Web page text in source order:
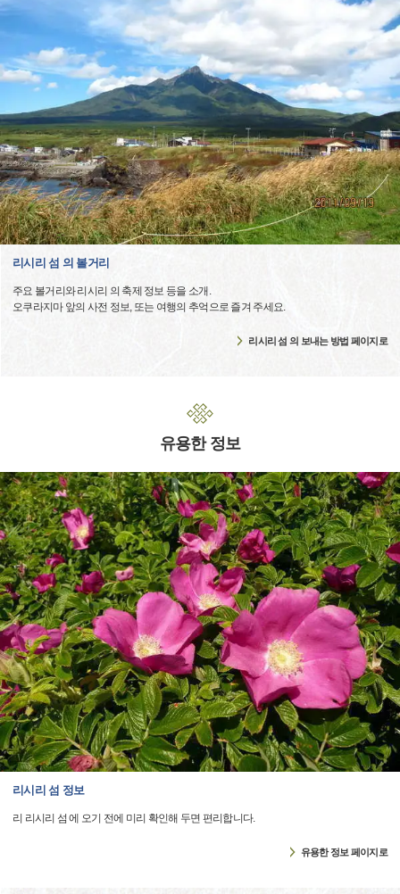
리시리 섬 의 볼거리
주요 볼거리와 리시리 의 축제 정보 등을 소개.
오쿠라지마 앞의 사전 정보, 또는 여행의 추억으로 즐겨 주세요.
리시리 섬 의 보내는 방법 페이지로
유용한 정보
리시리 섬 정보
리 리시리 섬 에 오기 전에 미리 확인해 두면 편리합니다.
유용한 정보 페이지로